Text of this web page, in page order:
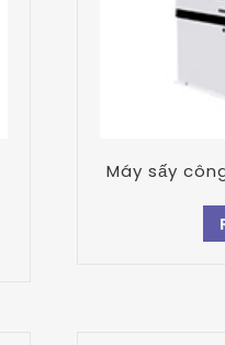
Máy sấy